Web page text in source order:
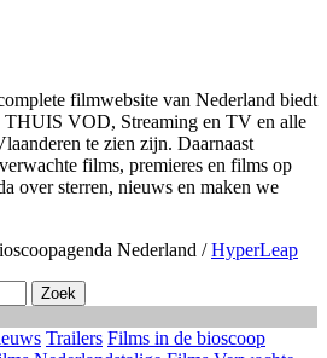
filmwebsite van Nederland biedt
THUIS VOD, Streaming en TV en alle
te zien zijn. Daarnaast
films, premieres en films op
over sterren, nieuws en maken we
Nederland /HyperLeap
Trailers Films in de bioscoop